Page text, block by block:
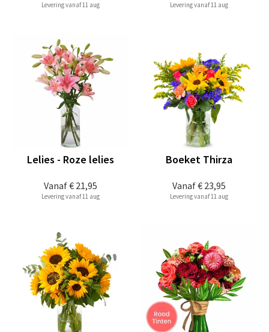
Levering vanaf 11 aug Levering vanaf 11 aug
Vanaf€ 21,95
Lelies - Roze lelies
Levering vanaf 11 aug
Vanaf€ 23,95
Boeket Thirza
Levering vanaf 11 aug